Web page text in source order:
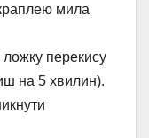
мила
ложку перекису
на 5 хвилин).